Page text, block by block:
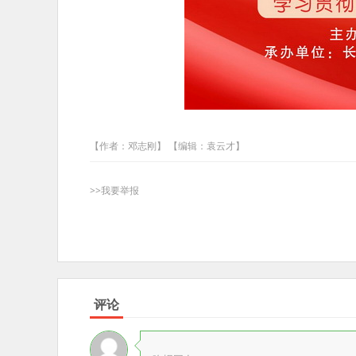
【作者：邓志刚】 【编辑：袁云才】
>>我要举报
评论